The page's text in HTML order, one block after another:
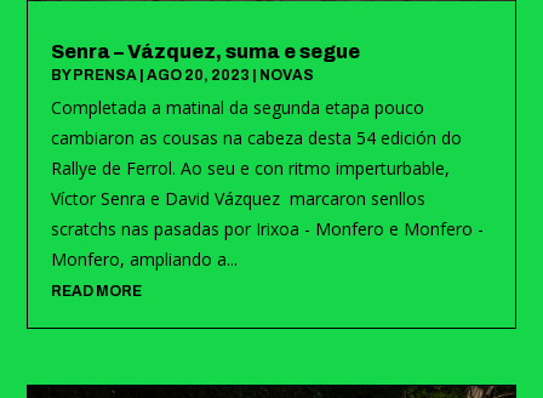
Senra – Vázquez, suma e segue
BYPRENSA |AGO 20, 2023 | NOVAS
Completada a matinal da segunda etapa pouco
cambiaron as cousas na cabeza desta 54 edición do
Rallye de Ferrol. Ao seu e con ritmo imperturbable,
Víctor Senra e David Vázquez marcaron senllos
scratchs nas pasadas por Irixoa - Monfero e Monfero -
Monfero, ampliando a...
READ MORE